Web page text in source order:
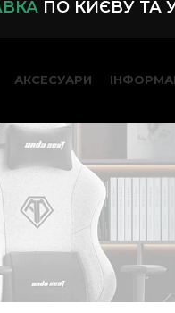
ПО КИЄВУ ТА
АКСЕСУАРИ